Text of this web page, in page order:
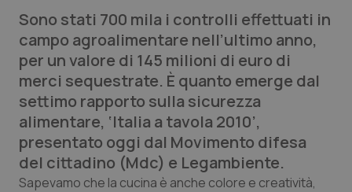
Lettere al direttore
Edizioni Regionali
QS Pro
Professionisti Sanitari.AI
Abruzzo
QS Pro Gold
Sono stati 700 mila i controlli effettuati in
campo agroalimentare nell’ultimo anno,
per un valore di 145 milioni di euro di
merci sequestrate. È quanto emerge dal
settimo rapporto sulla sicurezza
alimentare, ‘Italia a tavola 2010’,
presentato oggi dal Movimento difesa
del cittadino (Mdc) e Legambiente.
Sapevamo che la cucina è anche colore e creatività,